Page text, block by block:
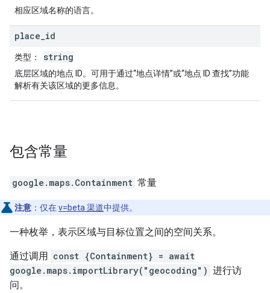
相应区域名称的语言。
place id
类型 ： string
底层区域的地点 ID。可用于通过“地点详情”或“地点 ID 查找”功能
解析有关该区域的更多信息。
包含常量
google.maps. Containment 常量
注意 ：仅在v=beta 渠道中提供。
一种枚举，表示区域与目标位置之间的空间关系。
通过调用 const {Containment} = await
google.maps.importLibrary("geocoding") 进行访
问。